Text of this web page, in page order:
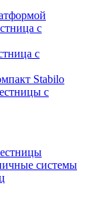
с
с
Stabilo
с
системы